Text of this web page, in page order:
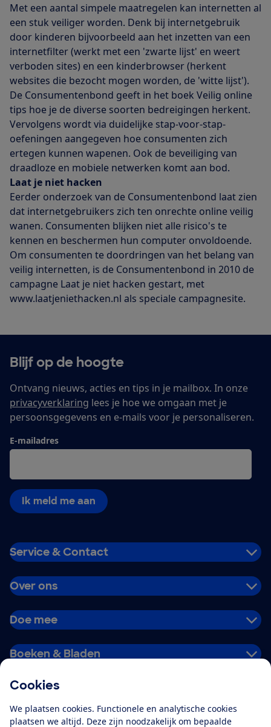
Cookies
We plaatsen cookies. Functionele en analytische cookies
plaatsen we altijd. Deze zijn noodzakelijk om bepaalde
Met een aantal simpele maatregelen kan internetten al
een stuk veiliger worden. Denk bij internetgebruik
door kinderen bijvoorbeeld aan het inzetten van een
internetfilter (werkt met een 'zwarte lijst' en weert
verboden sites) en een kinderbrowser (herkent
websites die bezocht mogen worden, de 'witte lijst').
De Consumentenbond geeft in het boek Veilig online
tips hoe je de diverse soorten bedreigingen herkent.
Vervolgens wordt via duidelijke stap-voor-stap-
oefeningen aangegeven hoe consumenten zich
ertegen kunnen wapenen. Ook de beveiliging van
draadloze en mobiele netwerken komt aan bod.
Laat je niet hacken
Eerder onderzoek van de Consumentenbond laat zien
dat internetgebruikers zich ten onrechte online veilig
wanen. Consumenten blijken niet alle risico's te
kennen en beschermen hun computer onvoldoende.
Om consumenten te doordringen van het belang van
veilig internetten, is de Consumentenbond in 2010 de
campagne Laat je niet hacken gestart, met
www.laatjeniethacken.nl als speciale campagnesite.
Blijf op de hoogte
Ontvang nieuws, acties en tips in je mailbox. In onze
privacyverklaring lees je hoe we omgaan met je
persoonsgegevens en e-mails voor je personaliseren.
E-mailadres
Ik meld me aan
Service & Contact
Over ons
Doe mee
Boeken & Bladen